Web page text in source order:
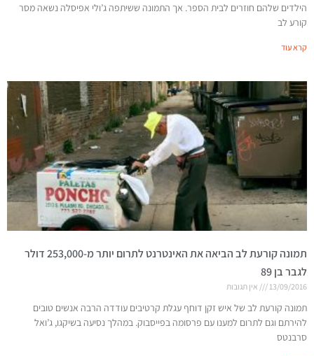
הילדים שלהם חוזרים לבית הספר. אך התמונה ששיתפה ג’ולי אפיסלה נשאה מסר
קורע לב
קרא עוד
תמונה קורעת לב הביאה את האינטרנט לתרום יותר מ-253,000 דולר
לגבר בן 89
13/09/2016 אין תגובות
תמונה קורעת לב של איש זקן דוחף עגלת קרטיבים עודדה הרבה אנשים טובים
להירתם וגם לתרום למענו עם פרסומה בפייסבוק. במהלך נסיעה בשיקגו, ג’ואל
סרבנטס